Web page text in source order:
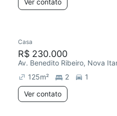
Ver contato
Casa
R$ 230.000
Av. Benedito Ribeiro, Nova
125m² 2
1
Ver contato